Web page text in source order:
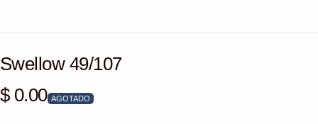
Swellow 49/107
Precio habitual
$ 0.00 AGOTADO